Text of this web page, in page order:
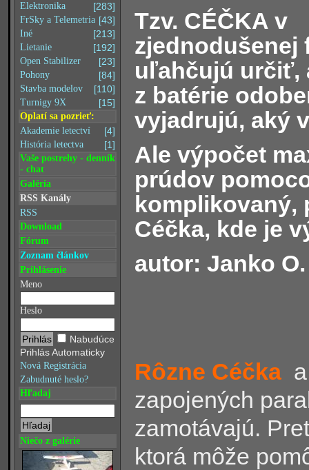
[283]
Elektronika
[43]
FrSky a Telemetria
[213]
Iné
[192]
Lietanie
[23]
Open Stabilizer
[84]
Pohony
[110]
Stavba modelov
[15]
Turnigy 9X
Oplatí sa pozrieť:
[4]
Akademie letectví
[1]
História letectva
Vaše postrehy - denník
- chat
Galéria
RSS Kanály
RSS
Download
Fórum
Zoznam článkov
Prihlásenie
Meno
Heslo
Nabudúce
Prihlás Automaticky
Nová Registrácia
Zabudnuté heslo?
Hľadaj
Niečo z galérie
Tzv. CÉČKA v
zjednodušenej
uľahčujú určiť,
z batérie
vyjadrujú, aký
Ale výpočet
prúdov
komplikovaný,
Céčka, kde je
autor: Janko O.
Rôzne Céčka
zapojených
zamotávajú.
ktorá môže